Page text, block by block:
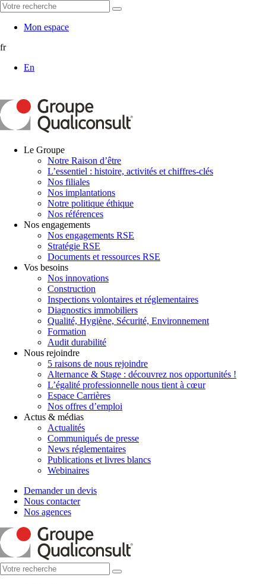
Mon espace
fr
En
Le Groupe
Notre Raison d’être
L’essentiel : histoire, activités et chiffres-clés
Nos filiales
Nos implantations
Notre politique éthique
Nos références
Nos engagements
Nos engagements RSE
Stratégie RSE
Documents et ressources RSE
Vos besoins
Nos innovations
Construction
Inspections volontaires et réglementaires
Diagnostics immobiliers
Qualité, Hygiène, Sécurité, Environnement
Formation
Audit durabilité
Nous rejoindre
5 raisons de nous rejoindre
Alternance & Stage : découvrez nos opportunités !
L’égalité professionnelle nous tient à cœur
Espace Carrières
Nos offres d’emploi
Actus & médias
Actualités
Communiqués de presse
News réglementaires
Publications et livres blancs
Webinaires
Demander un devis
Nous contacter
Nos agences